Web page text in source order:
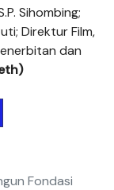
Sihombing;
Direktur Film,
dan
Fondasi